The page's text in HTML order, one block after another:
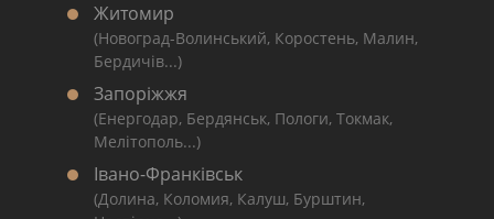
Житомир
(Новоград-Волинський, Коростень, Малин,
Бердичів...)
Запоріжжя
(Енергодар, Бердянськ, Пологи, Токмак,
Мелітополь...)
Івано-Франківськ
(Долина, Коломия, Калуш, Бурштин,